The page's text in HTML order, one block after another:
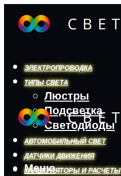
ЭЛЕКТРОПРОВОДКА
ТИПЫ СВЕТА
Люстры
Подсветка
Светодиоды
АВТОМОБИЛЬНЫЙ СВЕТ
ДАТЧИКИ ДВИЖЕНИЯ
КАЛЬКУЛЯТОРЫ И РАСЧЕТЫ
Меню